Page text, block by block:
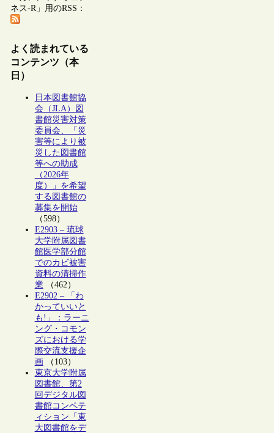
ネス-R」用のRSS：
よく読まれている
コンテンツ（本
日）
日本図書館協
会（JLA）図
書館災害対策
委員会、「災
害等により被
災した図書館
等への助成
（2026年
度）」を希望
する図書館の
募集を開始
（598）
E2903 – 琉球
大学附属図書
館医学部分館
でのカビ被害
資料の清掃作
業（462）
E2902 – 「わ
かっていいと
も!」：ラーニ
ング・コモン
ズにおける学
際交流支援企
画 （103）
東京大学附属
図書館、第2
回デジタル図
書館コンペテ
ィション「東
大図書館をデ